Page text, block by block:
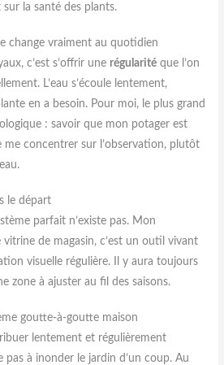
la santé des plants.
change vraiment au quotidien
c’est s’offrir une régularité que l’on
L’eau s’écoule lentement,
en a besoin. Pour moi, le plus grand
: savoir que mon potager est
concentrer sur l’observation, plutôt
le départ
parfait n’existe pas. Mon
vitrine de magasin, c’est un outil vivant
visuelle régulière. Il y aura toujours
zone à ajuster au fil des saisons.
goutte-à-goutte maison
lentement et régulièrement
pas à inonder le jardin d’un coup. Au